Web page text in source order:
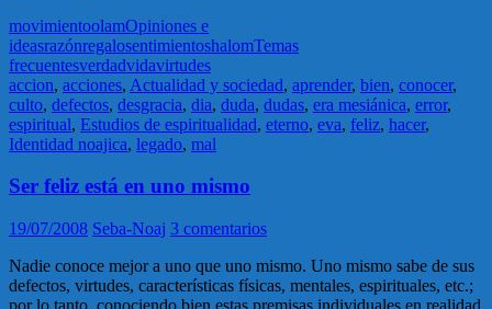
movimientoolamOpiniones e
ideasrazónregalosentimientoshalomTemas
frecuentesverdadvidavirtudes
accion, acciones, Actualidad y sociedad, aprender, bien, conocer,
culto, defectos, desgracia, dia, duda, dudas, era mesiánica, error,
espiritual, Estudios de espiritualidad, eterno, eva, feliz, hacer,
Identidad noajica, legado, mal
Ser feliz está en uno mismo
19/07/2008 Seba-Noaj 3 comentarios
Nadie conoce mejor a uno que uno mismo. Uno mismo sabe de sus
defectos, virtudes, características físicas, mentales, espirituales, etc.;
por lo tanto, conociendo bien estas premisas individuales en realidad